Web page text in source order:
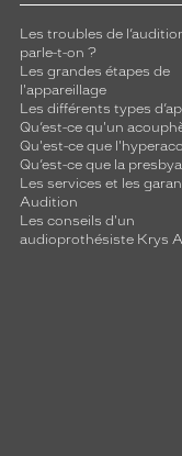
Les troubles de
parle-t-on ?
Les grandes étapes de
l'appareillage
Les différents types
Qu’est-ce qu'un
Qu'est-ce que
Qu’est-ce que la
Les services et les
Audition
Les conseils d'un
audioprothésiste Krys